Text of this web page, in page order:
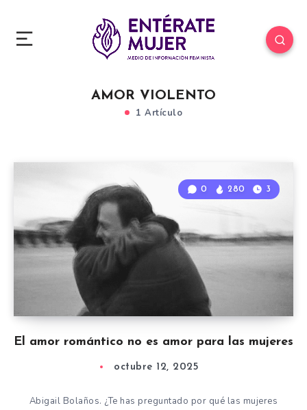
AMOR VIOLENTO
1 Artículo
El amor romántico no es amor para las mujeres
0 280 3
octubre 12, 2025
Abigail Bolaños. ¿Te has preguntado por qué las mujeres